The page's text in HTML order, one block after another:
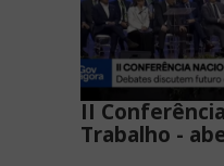
II
Trabalho -